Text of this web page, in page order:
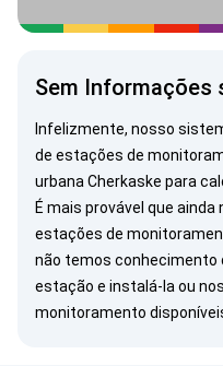
Sem Informações
Infelizmente, nosso
de estações de
urbana Cherkaske para
É mais provável que
estações de
não temos conhecimento
estação e instalá-la ou
monitoramento